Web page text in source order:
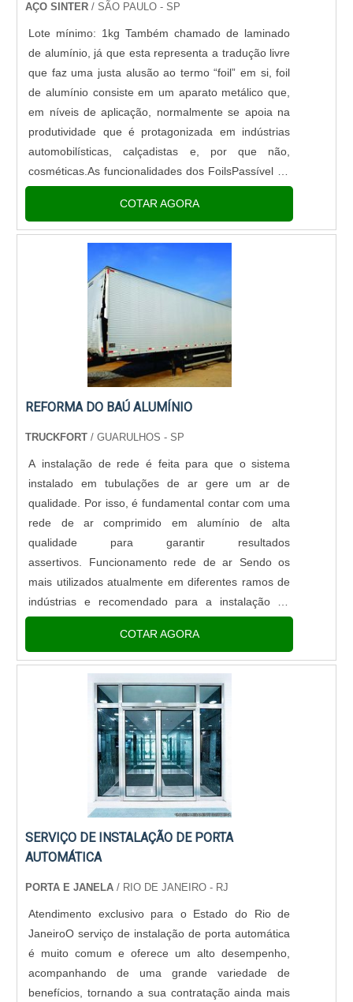
AÇO SINTER / SÃO PAULO - SP
Lote mínimo: 1kg Também chamado de laminado
de alumínio, já que esta representa a tradução livre
que faz uma justa alusão ao termo “foil” em si, foil
de alumínio consiste em um aparato metálico que,
em níveis de aplicação, normalmente se apoia na
produtividade que é protagonizada em indústrias
automobilísticas, calçadistas e, por que não,
cosméticas.As funcionalidades dos FoilsPassível de
ser transferido para diversas aplicações industriais:
COTAR AGORA
REFORMA DO BAÚ ALUMÍNIO
TRUCKFORT / GUARULHOS - SP
A instalação de rede é feita para que o sistema
instalado em tubulações de ar gere um ar de
qualidade. Por isso, é fundamental contar com uma
rede de ar comprimido em alumínio de alta
qualidade para garantir resultados
assertivos. Funcionamento rede de ar Sendo os
mais utilizados atualmente em diferentes ramos de
indústrias e recomendado para a instalação de
tubulação de ar comprimido, antes de realizar a
instalação dos tubos e conexões da ins....
COTAR AGORA
SERVIÇO DE INSTALAÇÃO DE PORTA
AUTOMÁTICA
PORTA E JANELA / RIO DE JANEIRO - RJ
Atendimento exclusivo para o Estado do Rio de
JaneiroO serviço de instalação de porta automática
é muito comum e oferece um alto desempenho,
acompanhando de uma grande variedade de
benefícios, tornando a sua contratação ainda mais